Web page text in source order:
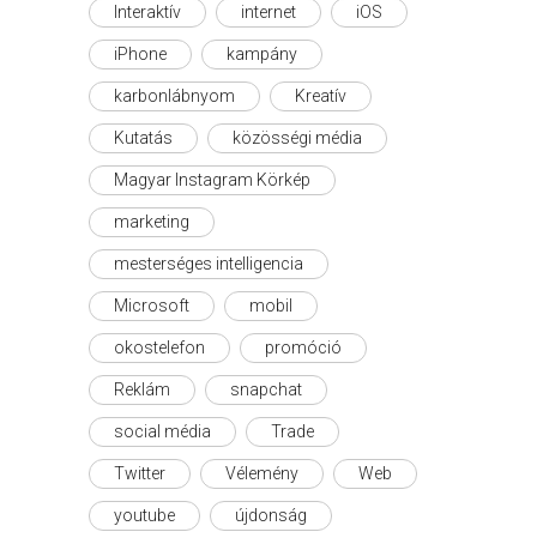
Interaktív internet iOS
iPhone kampány
karbonlábnyom Kreatív
Kutatás közösségi média
Magyar Instagram Körkép
marketing
mesterséges intelligencia
Microsoft mobil
okostelefon promóció
Reklám snapchat
social média Trade
Twitter Vélemény Web
youtube újdonság